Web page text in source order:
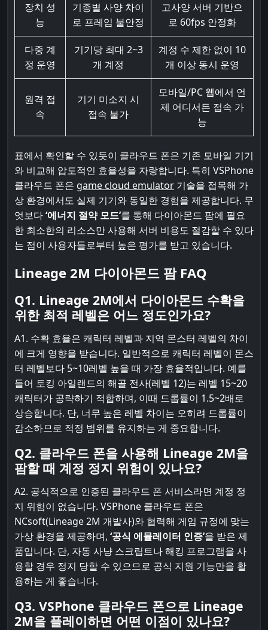
장치 성
능
기종별 사양 차이
로 프레임 불안정
고사양 서버 기반으
로 60fps 안정화
다중 계
정 운영
기기당 최대 2~3
개 계정
계정 수 제한 없이 10
개 이상 동시 운영
원격 접
속
기기 미소지 시
접속 불가
모바일/PC 웹에서 언
제 어디서든 접속 가
능
표에서 확인할 수 있듯이 클라우드 폰은 기존 모바일 기기
와 비교해 압도적인 효율성을 자랑합니다. 특히 VSPhone
클라우드 폰은 game cloud emulator 기술을 접목해 가
상 환경에서도 실제 기기와 동일한 경험을 제공합니다. 무
엇보다‘에너지 절약 모드’를 통해 다이아몬드 팜에 필요
한 최소한의 리소스만 사용해 서버 비용도 절감할 수 있다
는 점이 사용자들로부터 높은 평가를 받고 있습니다.
Lineage 2M 다이아몬드 팜 FAQ
Q1. Lineage 2M에서 다이아몬드 수확을
위한 최적 레벨은 어느 정도인가요?
A1. 수확 효율은 캐릭터 레벨과 지역 몬스터 레벨의 차이
에 크게 영향을 받습니다. 일반적으로 캐릭터 레벨이 몬스
터 레벨보다 5~10레벨 높을 때 가장 효율적입니다. 예를
들어 토킹 아일랜드의 해골 전사(레벨 12)는 레벨 15~20
캐릭터가 공략하기 적합하며, 이때 드롭률이 1.5~2배로
상승합니다. 단, 너무 높은 레벨 차이는 오히려 드롭률이
감소하므로 적정 범위를 유지하는 게 중요합니다.
Q2. 클라우드 폰을 사용해 Lineage 2M을
팜할 때 계정 정지 위험이 있나요?
A2. 공식적으로 인증된 클라우드 폰 서비스라면 계정 정
지 위험이 없습니다. VSPhone 클라우드 폰은
NCsoft(Lineage 2M 개발사)와 협력해 게임 규정에 맞는
가상 환경을 제공하며, ‘공식 에뮬레이터 인증’을 받은 제
품입니다. 단, 자동 사냥 스크립트나 해킹 프로그램을 사
용할 경우 정지 당할 수 있으므로 공식 지원 기능만을 활
용하는 게 좋습니다.
Q3. VSPhone 클라우드 폰으로 Lineage
2M을 플레이하면 어떤 이점이 있나요?